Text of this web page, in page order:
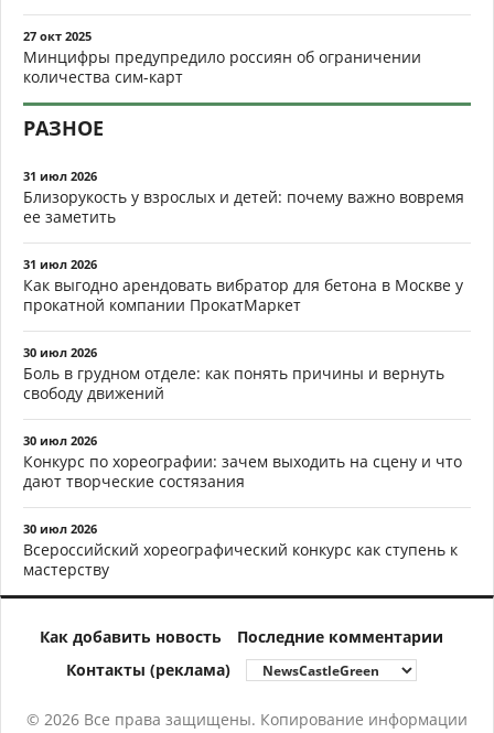
27 окт 2025
Минцифры предупредило россиян об ограничении
количества сим-карт
РАЗНОЕ
31 июл 2026
Близорукость у взрослых и детей: почему важно вовремя
ее заметить
31 июл 2026
Как выгодно арендовать вибратор для бетона в Москве у
прокатной компании ПрокатМаркет
30 июл 2026
Боль в грудном отделе: как понять причины и вернуть
свободу движений
30 июл 2026
Конкурс по хореографии: зачем выходить на сцену и что
дают творческие состязания
30 июл 2026
Всероссийский хореографический конкурс как ступень к
мастерству
Как добавить новость
Последние комментарии
Контакты (реклама)
© 2026 Все права защищены. Копирование информации